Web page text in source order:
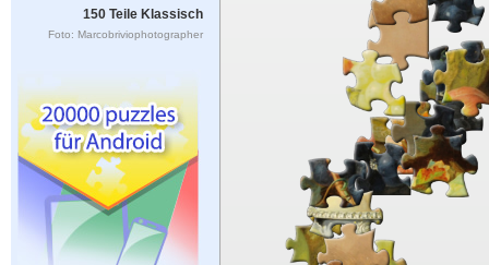
150 Teile Klassisch
Foto: Marcobriviophotographer